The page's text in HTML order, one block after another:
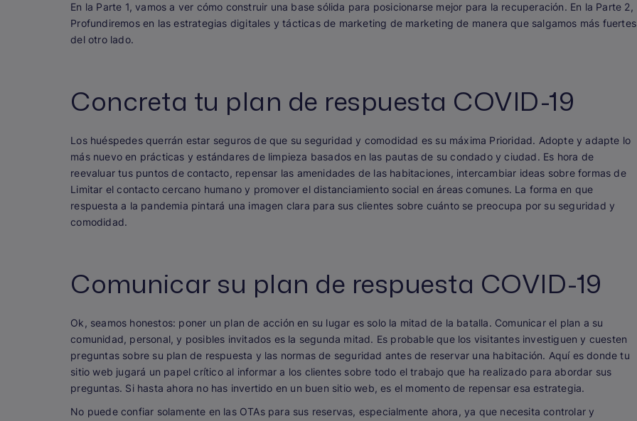
En la Parte 1, vamos a ver cómo construir una base sólida para posicionarse mejor para la recuperación. En la Parte 2,
Profundiremos en las estrategias digitales y tácticas de marketing de marketing de manera que salgamos más fuertes
del otro lado.
Concreta tu plan de respuesta COVID-19
Los huéspedes querrán estar seguros de que su seguridad y comodidad es su máxima Prioridad. Adopte y adapte lo
más nuevo en prácticas y estándares de limpieza basados en las pautas de su condado y ciudad. Es hora de
reevaluar tus puntos de contacto, repensar las amenidades de las habitaciones, intercambiar ideas sobre formas de
Limitar el contacto cercano humano y promover el distanciamiento social en áreas comunes. La forma en que
respuesta a la pandemia pintará una imagen clara para sus clientes sobre cuánto se preocupa por su seguridad y
comodidad.
Comunicar su plan de respuesta COVID-19
Ok, seamos honestos: poner un plan de acción en su lugar es solo la mitad de la batalla. Comunicar el plan a su
comunidad, personal, y posibles invitados es la segunda mitad. Es probable que los visitantes investiguen y cuesten
preguntas sobre su plan de respuesta y las normas de seguridad antes de reservar una habitación. Aquí es donde tu
sitio web jugará un papel crítico al informar a los clientes sobre todo el trabajo que ha realizado para abordar sus
preguntas. Si hasta ahora no has invertido en un buen sitio web, es el momento de repensar esa estrategia.
No puede confiar solamente en las OTAs para sus reservas, especialmente ahora, ya que necesita controlar y